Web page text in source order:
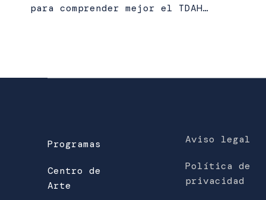
para comprender mejor el TDAH…
Programas
Centro de
Arte
Aviso legal
Política de
privacidad